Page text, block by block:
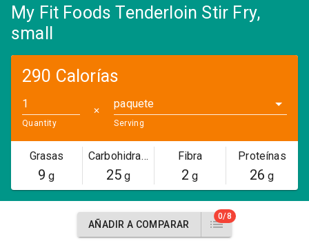
My Fit Foods Tenderloin Stir Fry,
small
290 Calorías
Quantity
✕
paquete
Serving
Grasas
9 g
Carbohidratos
25g
Fibra
2 g
Proteínas
26 g
AÑADIR A COMPARAR
0/8